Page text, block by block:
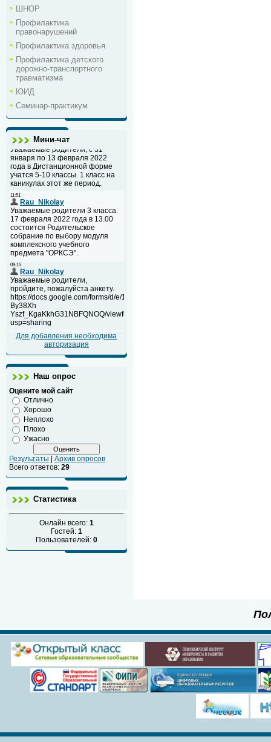
ШНОР
Профилактика
правонарушений
Профилактика здоровья
Профилактика детского
дорожно-транспортного
травматизма
ЮИД
Семинар-практикум
Мини-чат
Для добавления необходима
авторизация
Наш опрос
Оцените мой сайт
Отлично
Хорошо
Неплохо
Плохо
Ужасно
Результаты
Архив опросов
Всего ответов: 29
Статистика
Онлайн всего: 1
Гостей: 1
Пользователей: 0